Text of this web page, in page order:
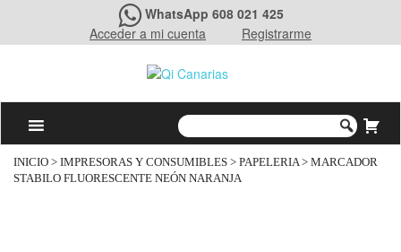
WhatsApp 608 021 425
Acceder a mi cuenta
Registrarme
INICIO > IMPRESORAS Y CONSUMIBLES > PAPELERIA> MARCADOR
STABILO FLUORESCENTE NEÓN NARANJA